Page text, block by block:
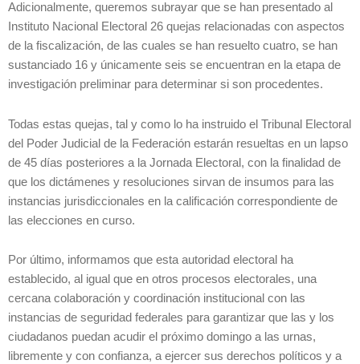
Adicionalmente, queremos subrayar que se han presentado al
Instituto Nacional Electoral 26 quejas relacionadas con aspectos
de la fiscalización, de las cuales se han resuelto cuatro, se han
sustanciado 16 y únicamente seis se encuentran en la etapa de
investigación preliminar para determinar si son procedentes.
Todas estas quejas, tal y como lo ha instruido el Tribunal Electoral
del Poder Judicial de la Federación estarán resueltas en un lapso
de 45 días posteriores a la Jornada Electoral, con la finalidad de
que los dictámenes y resoluciones sirvan de insumos para las
instancias jurisdiccionales en la calificación correspondiente de
las elecciones en curso.
Por último, informamos que esta autoridad electoral ha
establecido, al igual que en otros procesos electorales, una
cercana colaboración y coordinación institucional con las
instancias de seguridad federales para garantizar que las y los
ciudadanos puedan acudir el próximo domingo a las urnas,
libremente y con confianza, a ejercer sus derechos políticos y a